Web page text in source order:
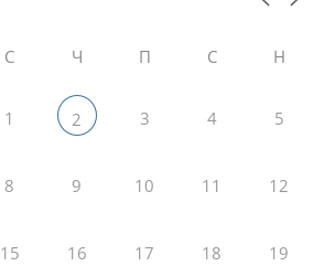
С Ч П С Н
1 2 3 4 5
8 9 10 11 12
15 16 17 18 19